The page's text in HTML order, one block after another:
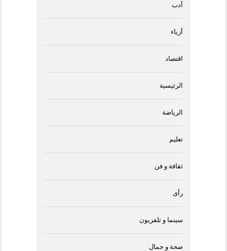
أدب
أزياء
اقتصاد
الرئيسية
الرياضة
تعليم
ثقافة و فن
رأى
سينما و تلفزيون
صحة و جمال